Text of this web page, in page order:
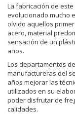
La fabricación de
evolucionado mucho
olvido aquellos
acero, material
sensación de un
años.
Los departamentos
manufactureras del
años mejorar las
utilizados en su
poder disfrutar de
calidades.